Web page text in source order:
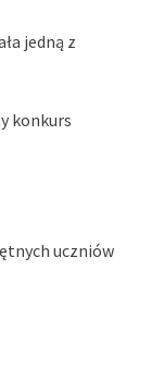
jedną z
konkurs
uczniów